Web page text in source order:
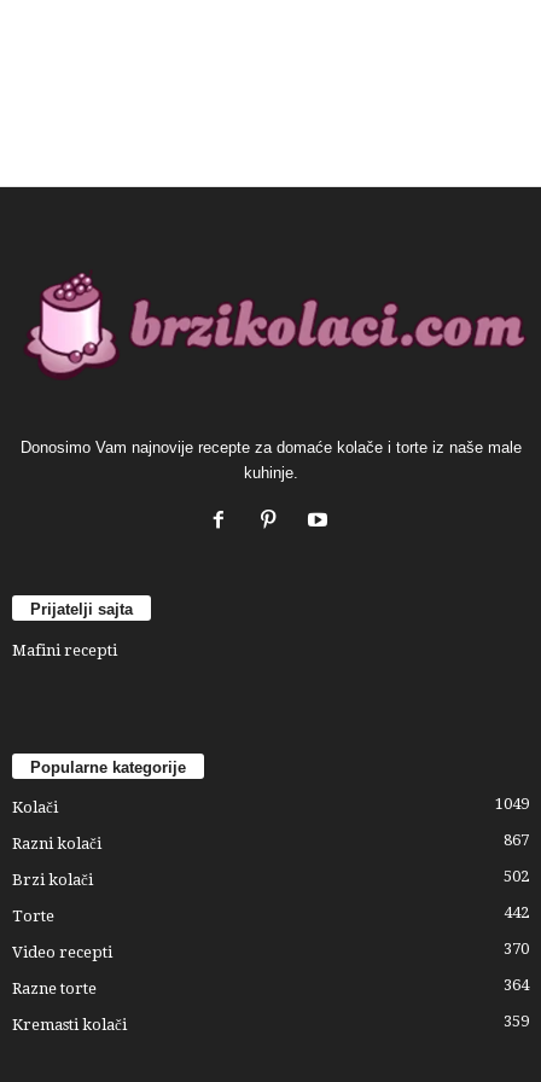
Donosimo Vam najnovije recepte za domaće kolače i torte iz naše male
kuhinje.
Prijatelji sajta
Mafini recepti
Popularne kategorije
Kolači 1049
Razni kolači 867
Brzi kolači 502
Torte 442
Video recepti 370
Razne torte 364
Kremasti kolači 359